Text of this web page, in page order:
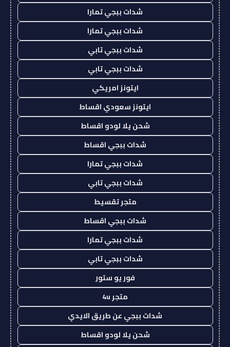
شدات ببجي تمارا
شدات ببجي تمارا
شدات ببجي تابي
شدات ببجي تابي
ايتونز امريكي
ايتونز سعودي اقساط
شحن يلا لودو اقساط
شدات ببجي اقساط
شدات ببجي تمارا
شدات ببجي تابي
متجر تقسيط
شدات ببجي اقساط
شدات ببجي تمارا
شدات ببجي تابي
فور يو ستور
متجر 4u
شدات ببجي عن طريق الايدي
شحن يلا لودو اقساط